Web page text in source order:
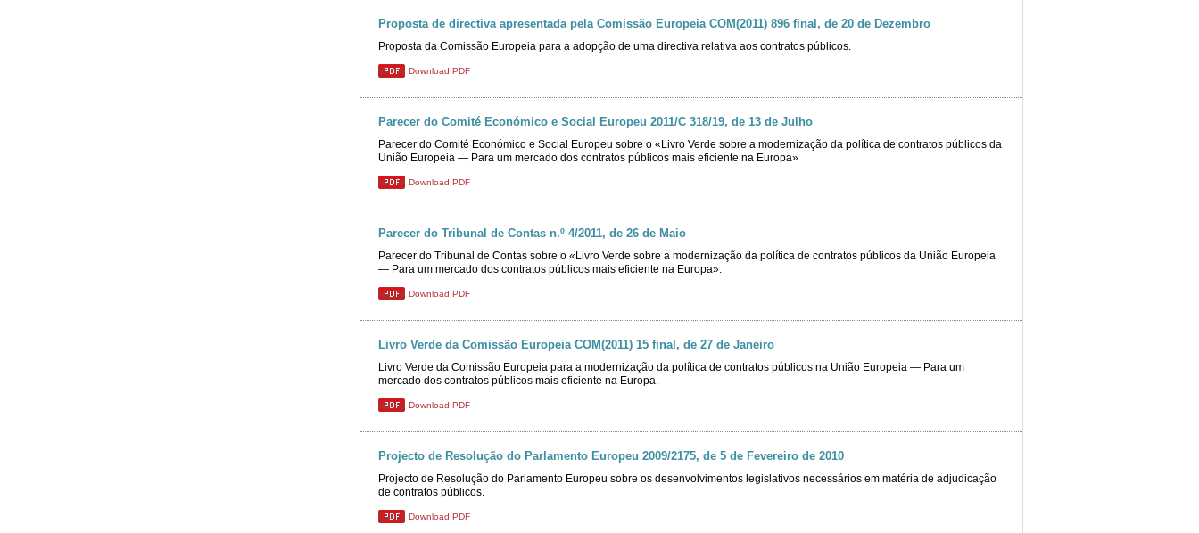
Proposta de directiva apresentada pela Comissão Europeia COM(2011) 896 final, de 20 de Dezembro
Proposta da Comissão Europeia para a adopção de uma directiva relativa aos contratos públicos.
Download PDF
Parecer do Comité Económico e Social Europeu 2011/C 318/19, de 13 de Julho
Parecer do Comité Económico e Social Europeu sobre o «Livro Verde sobre a modernização da política de contratos públicos da
União Europeia ― Para um mercado dos contratos públicos mais eficiente na Europa»
Download PDF
Parecer do Tribunal de Contas n.º 4/2011, de 26 de Maio
Parecer do Tribunal de Contas sobre o «Livro Verde sobre a modernização da política de contratos públicos da União Europeia
― Para um mercado dos contratos públicos mais eficiente na Europa».
Download PDF
Livro Verde da Comissão Europeia COM(2011) 15 final, de 27 de Janeiro
Livro Verde da Comissão Europeia para a modernização da política de contratos públicos na União Europeia ― Para um
mercado dos contratos públicos mais eficiente na Europa.
Download PDF
Projecto de Resolução do Parlamento Europeu 2009/2175, de 5 de Fevereiro de 2010
Projecto de Resolução do Parlamento Europeu sobre os desenvolvimentos legislativos necessários em matéria de adjudicação
de contratos públicos.
Download PDF